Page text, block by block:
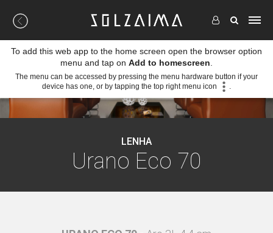
LENHA
Urano Eco 70
To add this web app to the home screen open the browser option
menu and tap on Add to homescreen
The menu can be accessed by pressing the menu hardware button if your
device has one, or by tapping the top right menu icon
.